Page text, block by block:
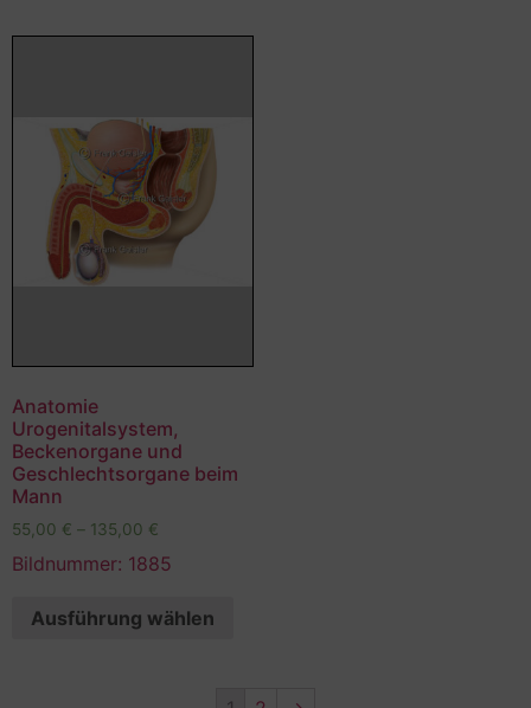
Anatomie
Urogenitalsystem,
Beckenorgane und
Geschlechtsorgane beim
Mann
55,00 € – 135,00 €
Bildnummer: 1885
Ausführung wählen